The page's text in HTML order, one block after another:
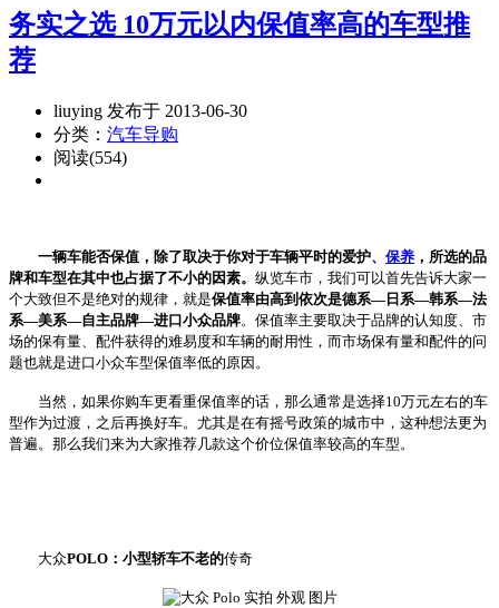
务实之选 10万元以内保值率高的车型推
荐
liuying 发布于 2013-06-30
分类： 汽车导购
阅读(554)
一辆车能否保值，除了取决于你对于车辆平时的爱护、 保养 ，所选的品
牌和车型在其中也占据了不小的因素。 纵览车市，我们可以首先告诉大家一
个大致但不是绝对的规律，就是保值率由高到依次是德系—日系—韩系—法
系—美系—自主品牌—进口小众品牌。保值率主要取决于品牌的认知度、市
场的保有量、配件获得的难易度和车辆的耐用性，而市场保有量和配件的问
题也就是进口小众车型保值率低的原因。
当然，如果你购车更看重保值率的话，那么通常是选择10万元左右的车
型作为过渡，之后再换好车。尤其是在有摇号政策的城市中，这种想法更为
普遍。那么我们来为大家推荐几款这个价位保值率较高的车型。
大众POLO：小型轿车不老的传奇